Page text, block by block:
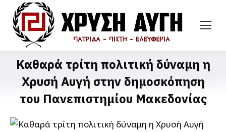
Καθαρά τρίτη πολιτική δύναμη η
Χρυσή Αυγή στην δημοσκόπηση
του Πανεπιστημίου Μακεδονίας